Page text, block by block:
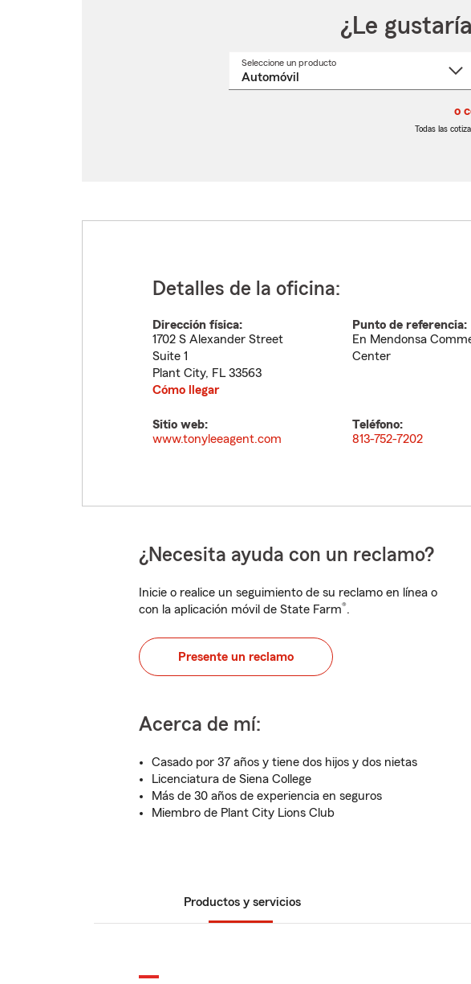
¿Le
Seleccione un productoSeleccione
o
Todas las
Detalles de la oficina:
Dirección física:
1702 S Alexander Street
Suite 1
Plant City, FL 33563
Cómo llegar
Punto de referencia:
En Mendonsa
Center
Sitio web:
www.tonyleeagent.com
Teléfono:
813-752-7202
¿Necesita ayuda con un reclamo?
Inicie o realice un seguimiento de su reclamo en línea o
con la aplicación móvil de State Farm®.
Presente un reclamo
Acerca de mí:
Casado por 37 años y tiene dos hijos y dos nietas
Licenciatura de Siena College
Más de 30 años de experiencia en seguros
Miembro de Plant City Lions Club
Productos y servicios